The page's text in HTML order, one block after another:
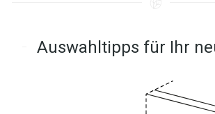
Auswahltipps für Ihr